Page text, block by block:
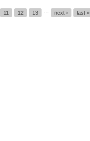
11 12 13 next › last »